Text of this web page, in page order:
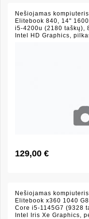
Nešiojamas
Elitebook 840, 14"
i5-4200u (2180 taškų),
Intel HD Graphics,
129,00 €
Nešiojamas
Elitebook x360 1040
Core i5-1145G7 (9328
Intel Iris Xe Graphics,